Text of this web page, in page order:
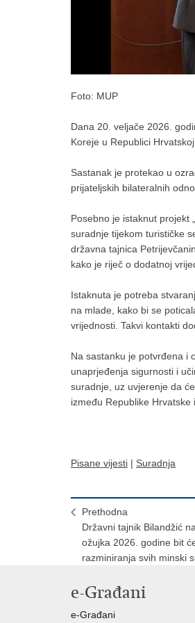
Foto: MUP
Dana 20. veljače 2026.
Koreje u Republici
Sastanak je protekao u
prijateljskih bilateralnih
Posebno je istaknut projekt
suradnje tijekom turističke
državna tajnica
kako je riječ o dodatnoj
Istaknuta je potreba
na mlade, kako bi se
vrijednosti. Takvi kontakti
Na sastanku je potvrđena i
unaprjeđenja sigurnosti i
suradnje, uz uvjerenje da
između Republike Hrvatske
Pisane vijesti | Suradnja
Prethodna
Državni tajnik Bilandžić
ožujka 2026. godine bit
razminiranja svih minski
e-Građani
e-Građani